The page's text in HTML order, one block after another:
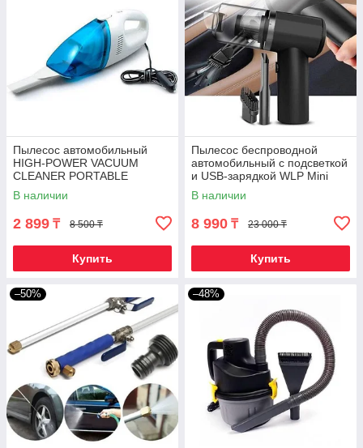
Пылесос автомобильный
HIGH-POWER VACUUM
CLEANER PORTABLE
В наличии
2 899 ₸ 8 500 ₸
Купить
Пылесос беспроводной
автомобильный с подсветкой
и USB-зарядкой WLP Mini
Cleaner C3001 + 2 насадки
В наличии
8 990 ₸ 23 000 ₸
Купить
–50% –48%